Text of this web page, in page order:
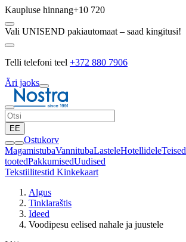
Kaupluse hinnang+10 720
Vali UNISEND pakiautomaat – saad kingitusi!
Telli telefoni teel +372 880 7906
Äri jaoks
EE
Ostukorv
MagamistubaVannitubaLasteleHotellideleTeised
tootedPakkumisedUudised
Tekstiilitestid Kinkekaart
Algus
Tinklaraštis
Ideed
Voodipesu eelised nahale ja juustele